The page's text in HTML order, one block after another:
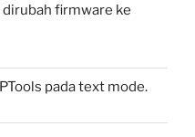
dirubah firmware ke
pada text mode.